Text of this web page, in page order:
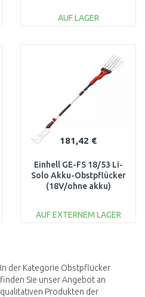
AUF LAGER
Vergleichen
181,42 €
Einhell GE-FS 18/53 Li-
Solo Akku-Obstpflücker
(18V/ohne akku)
AUF EXTERNEM LAGER
Vergleichen
In der Kategorie Obstpflücker
finden Sie unser Angebot an
qualitativen Produkten der